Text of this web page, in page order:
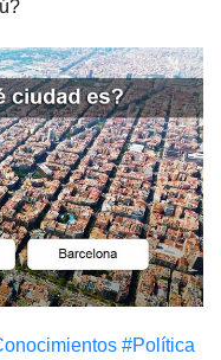
#Política